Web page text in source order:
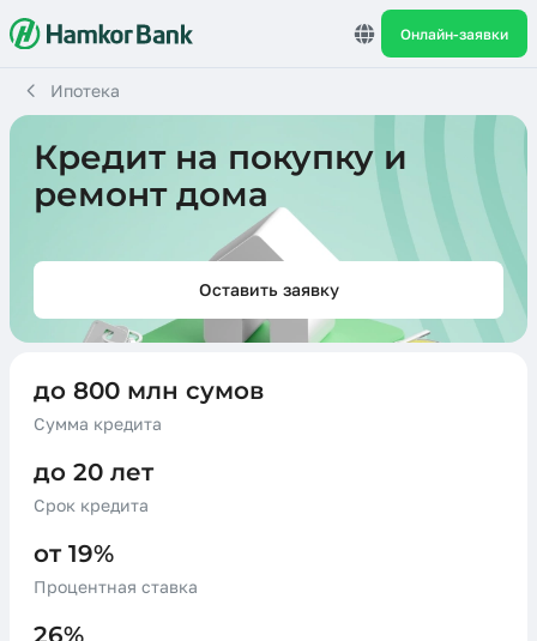
Онлайн-заявки
Ипотека
Кредит на покупку и
ремонт дома
Оставить заявку
до 800 млн сумов
Сумма кредита
до 20 лет
Срок кредита
от 19%
Процентная ставка
26%